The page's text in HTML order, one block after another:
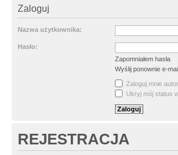
Zaloguj
Nazwa użytkownika:
Hasło:
Zapomniałem hasła
Wyślij ponownie e-
Zaloguj mnie
Ukryj mój status
REJESTRACJA